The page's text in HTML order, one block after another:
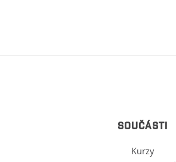
SOUČÁSTI
Kurzy